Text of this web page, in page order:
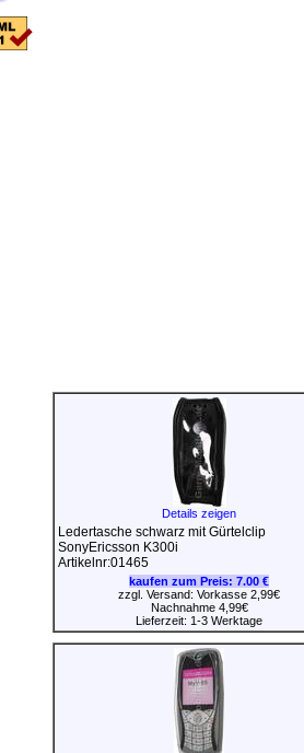
Details zeigen
Ledertasche schwarz mit Gürtelclip
SonyEricsson K300i
Artikelnr:01465
kaufen zum Preis: 7.00 €
zzgl. Versand: Vorkasse 2,99€
Nachnahme 4,99€
Lieferzeit: 1-3 Werktage